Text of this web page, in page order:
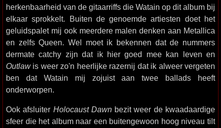
herkenbaarheid van de gitaarriffs die Watain op dit album bij
elkaar sprokkelt. Buiten de genoemde artiesten doet het
geluidspalet mij ook meerdere malen denken aan Metallica
en zelfs Queen. Wel moet ik bekennen dat de nummers
dermate catchy zijn dat ik hier goed mee kan leven en
Outlawis weer zo'n heerlijke razernij dat ik alweer vergeten
ben dat Watain mij zojuist aan twee ballads heeft
onderworpen.
Ook afsluiter Holocaust Dawnbezit weer de kwaadaardige
sfeer die het album naar een buitengewoon hoog niveau tilt